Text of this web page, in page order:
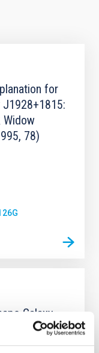
for
J1928+1815:
Widow
78)
Galaxy